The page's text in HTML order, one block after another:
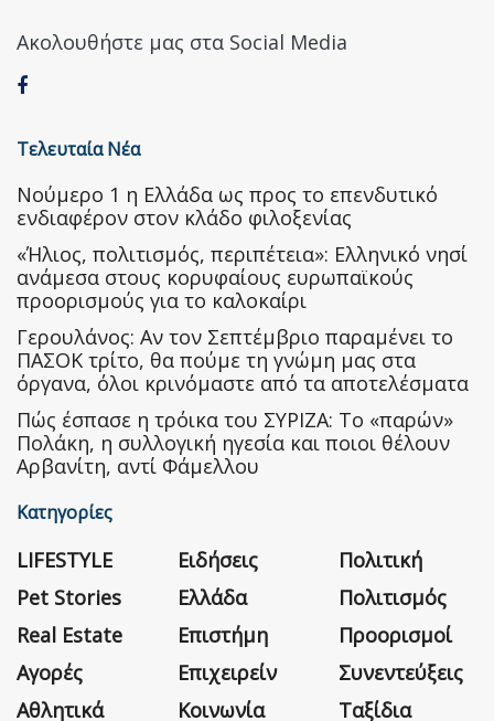
Ακολουθήστε μας στα Social Media
Τελευταία Νέα
Nούμερο 1 η Ελλάδα ως προς το επενδυτικό
ενδιαφέρον στον κλάδο φιλοξενίας
«Ήλιος, πολιτισμός, περιπέτεια»: Ελληνικό νησί
ανάμεσα στους κορυφαίους ευρωπαϊκούς
προορισμούς για το καλοκαίρι
Γερουλάνος: Αν τον Σεπτέμβριο παραμένει το
ΠΑΣΟΚ τρίτο, θα πούμε τη γνώμη μας στα
όργανα, όλοι κρινόμαστε από τα αποτελέσματα
Πώς έσπασε η τρόικα του ΣΥΡΙΖΑ: Το «παρών»
Πολάκη, η συλλογική ηγεσία και ποιοι θέλουν
Αρβανίτη, αντί Φάμελλου
Κατηγορίες
LIFESTYLE
Pet Stories
Real Estate
Αγορές
Αθλητικά
Ειδήσεις
Ελλάδα
Επιστήμη
Επιχειρείν
Κοινωνία
Πολιτική
Πολιτισμός
Προορισμοί
Συνεντεύξεις
Ταξίδια